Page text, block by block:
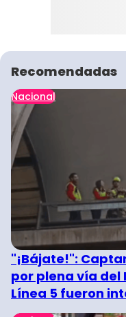
Recomendadas
Nacional
"¡Bájate!":
por plena vía del
Línea 5 fueron